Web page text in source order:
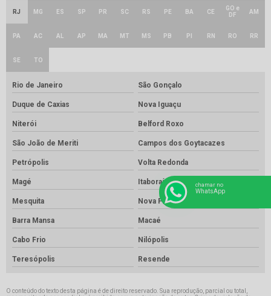
RJ MG ES SP PR SC RS PE BA CE
GO e
DF
AM
PA AC AL AP MA MT MS PB PI RN RO RR
SE TO
Rio de Janeiro São Gonçalo
Duque de Caxias Nova Iguaçu
Niterói Belford Roxo
São João de Meriti Campos dos Goytacazes
Petrópolis Volta Redonda
Magé Itaboraí
Mesquita Nova Friburgo
Barra Mansa Macaé
Cabo Frio Nilópolis
Teresópolis Resende
O conteúdo do texto desta página é de direito reservado. Sua reprodução, parcial ou total,
chamar no
WhatsApp